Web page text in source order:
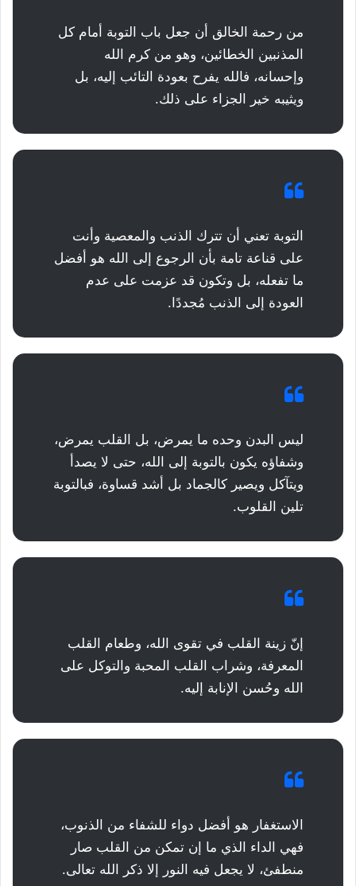
من رحمة الخالق أن جعل باب التوبة أمام كل
المذنبين الخطائين، وهو من كرم الله
وإحسانه، فالله يفرح بعودة التائب إليه، بل
ويثيبه خير الجزاء على ذلك.
التوبة تعني أن تترك الذنب والمعصية وأنت
على قناعة تامة بأن الرجوع إلى الله هو أفضل
ما تفعله، بل وتكون قد عزمت على عدم
العودة إلى الذنب مُجددًا.
ليس البدن وحده ما يمرض، بل القلب يمرض،
وشفاؤه يكون بالتوبة إلى الله، حتى لا يصدأ
ويتآكل ويصير كالجماد بل أشد قساوة، فبالتوبة
تلين القلوب.
إنّ زينة القلب في تقوى الله، وطعام القلب
المعرفة، وشراب القلب المحبة والتوكل على
الله وحُسن الإنابة إليه.
الاستغفار هو أفضل دواء للشفاء من الذنوب،
فهي الداء الذي ما إن تمكن من القلب صار
منطفئ، لا يجعل فيه النور إلا ذكر الله تعالى.